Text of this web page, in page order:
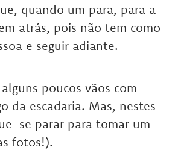
quando um para, para a
atrás, pois não tem como
e seguir adiante.
poucos vãos com
da escadaria. Mas, nestes
se parar para tomar um
fotos!).